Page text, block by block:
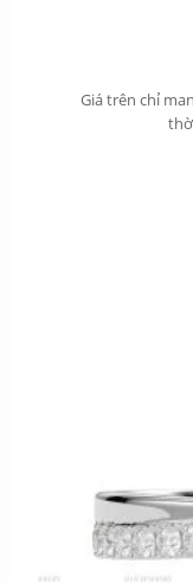
Giá trên chỉ